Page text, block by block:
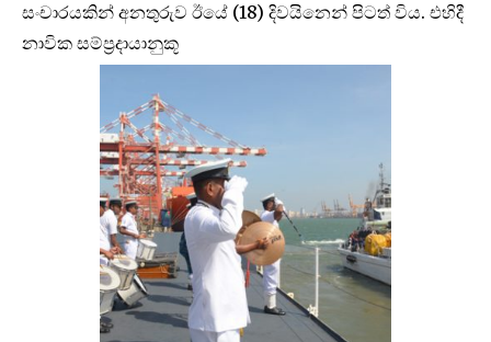
සංචාරයකින් අනතුරුව ඊයේ (18) දිවයිනෙන් පිටත් විය. එහිදී
නාවික සම්ප්‍රදායානුකූ